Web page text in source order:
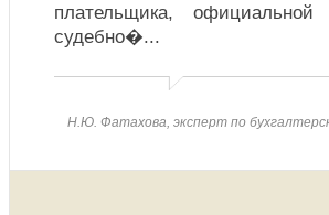
плательщика,
судебно�...
Н.Ю. Фатахова, эксперт по